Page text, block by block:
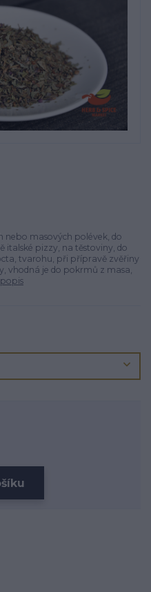
nebo masových polévek, do
pizzy, na těstoviny, do
tvarohu, při přípravě zvěřiny
vhodná je do pokrmů z masa,